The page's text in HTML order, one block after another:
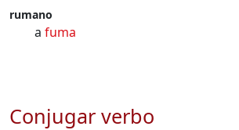
rumano
a fuma
Conjugar verbo